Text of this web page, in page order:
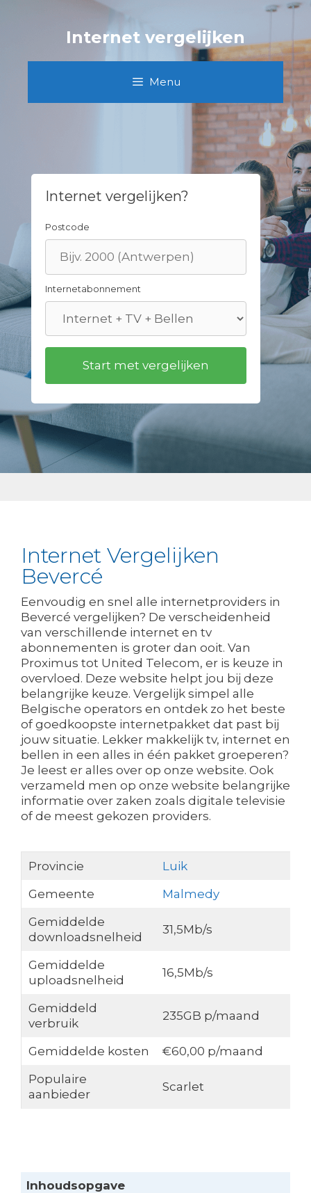
Internet vergelijken
Menu
Internet vergelijken?
Postcode
Internetabonnement
Internet Vergelijken
Bevercé
Eenvoudig en snel alle internetproviders in
Bevercé vergelijken? De verscheidenheid
van verschillende internet en tv
abonnementen is groter dan ooit. Van
Proximus tot United Telecom, er is keuze in
overvloed. Deze website helpt jou bij deze
belangrijke keuze. Vergelijk simpel alle
Belgische operators en ontdek zo het beste
of goedkoopste internetpakket dat past bij
jouw situatie. Lekker makkelijk tv, internet en
bellen in een alles in één pakket groeperen?
Je leest er alles over op onze website. Ook
verzameld men op onze website belangrijke
informatie over zaken zoals digitale televisie
of de meest gekozen providers.
Provincie
Luik
Gemeente
Malmedy
Gemiddelde
downloadsnelheid
31,5Mb/s
Gemiddelde
uploadsnelheid
16,5Mb/s
Gemiddeld
verbruik
235GB p/maand
Gemiddelde kosten
€60,00 p/maand
Populaire
aanbieder
Scarlet
Inhoudsopgave